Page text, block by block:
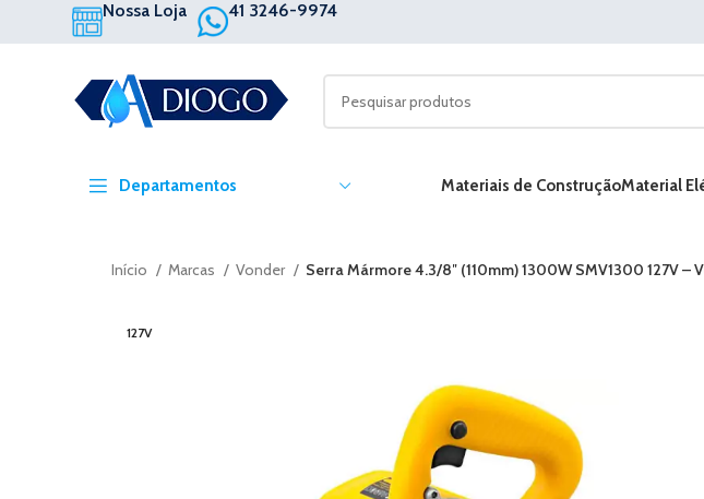
Nossa Loja 41 3246-9974
Departamentos Materiais de ConstruçãoMaterial
Início Marcas Vonder Serra Mármore 4.3/8″ (110mm) 1300W SMV1300 127V –
127V